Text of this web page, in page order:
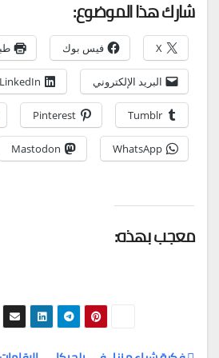
شارك هذا الموضوع:
X فيس بوك
البريد الإلكتروني LinkedIn
Tumblr
Pinterest
WhatsApp
Mastodon
معجب بهذه: